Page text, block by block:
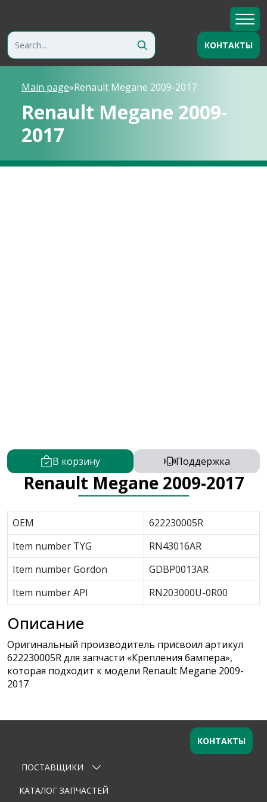
КОНТАКТЫ
Main page»Renault Megane 2009-2017
Renault Megane 2009-
2017
В корзину Поддержка
Renault Megane 2009-2017
OEM
622230005R
Item number TYG
RN43016AR
Item number Gordon
GDBP0013AR
Item number API
RN203000U-0R00
Описание
Оригинальный производитель присвоил артикул
622230005R для запчасти «Крепления бампера»,
которая подходит к модели Renault Megane 2009-
2017
Оставьте заявку
Ваше имя
ПОСТАВЩИКИ
КАТАЛОГ ЗАПЧАСТЕЙ
КОНТАКТЫ